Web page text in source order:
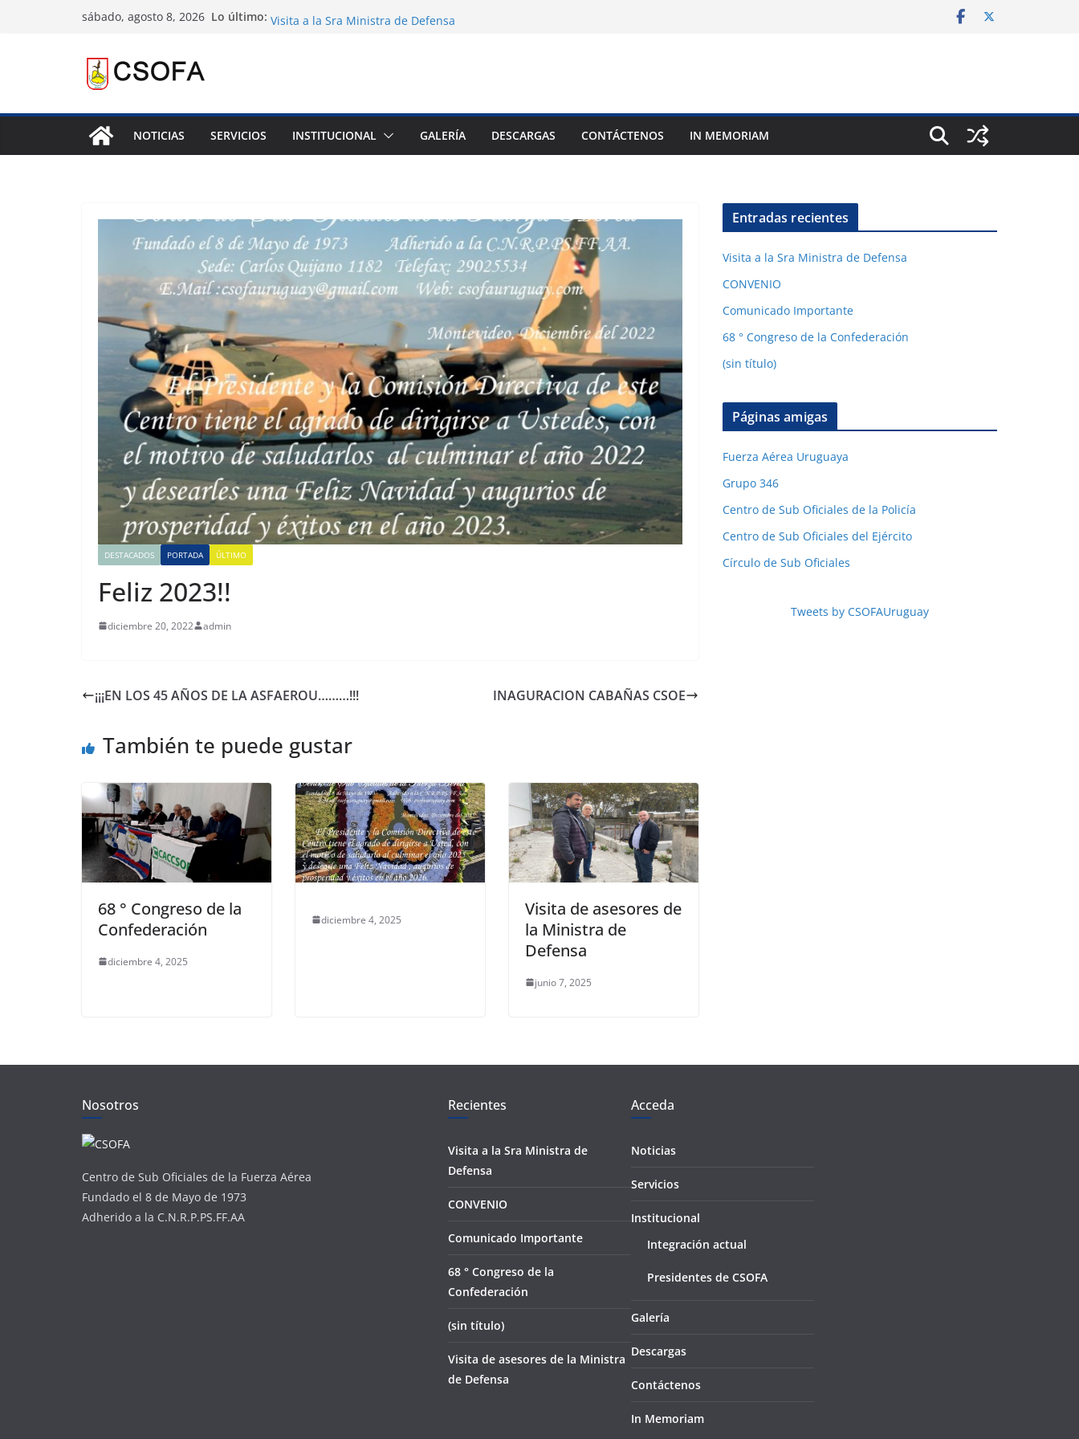
sábado, agosto 8, 2026 Lo último:
NOTICIAS SERVICIOS INSTITUCIONAL GALERÍA DESCARGAS CONTÁCTENOS IN MEMORIAM
DESTACADOS PORTADA ÚLTIMO
Feliz 2023!!
diciembre 20, 2022 admin
¡¡¡EN LOS 45 AÑOS DE LA ASFAEROU………!!! INAGURACION CABAÑAS CSOE
También te puede gustar
68 ° Congreso de la
Confederación
diciembre 4, 2025
diciembre 4, 2025
Visita de asesores de
la Ministra de
Defensa
junio 7, 2025
Entradas recientes
Visita a la Sra Ministra de Defensa
CONVENIO
Comunicado Importante
68 ° Congreso de la Confederación
(sin título)
Páginas amigas
Fuerza Aérea Uruguaya
Grupo 346
Centro de Sub Oficiales de la Policía
Centro de Sub Oficiales del Ejército
Círculo de Sub Oficiales
Tweets by CSOFAUruguay
Nosotros
Centro de Sub Oficiales de la Fuerza Aérea
Fundado el 8 de Mayo de 1973
Adherido a la C.N.R.P.PS.FF.AA
Recientes
Visita a la Sra Ministra de
Defensa
CONVENIO
Comunicado Importante
68 ° Congreso de la
Confederación
(sin título)
Visita de asesores de la Ministra
de Defensa
Acceda
Noticias
Servicios
Institucional
Integración actual
Presidentes de CSOFA
Galería
Descargas
Contáctenos
In Memoriam